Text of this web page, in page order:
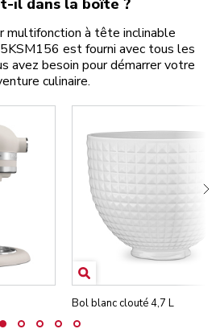
t-il dans la boîte ?
multifonction à tête inclinable
est fourni avec tous les
avez besoin pour démarrer votre
culinaire.
Bol blanc clouté 4,7 L